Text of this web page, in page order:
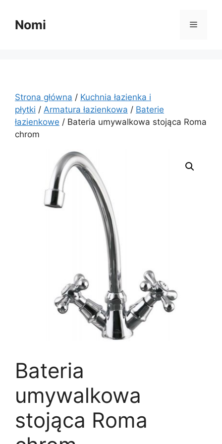
treściNomi Menu
Strona główna / Kuchnia łazienka i
płytki / Armatura łazienkowa / Baterie
łazienkowe / Bateria umywalkowa stojąca Roma
chrom
Bateria
umywalkowa
stojąca Roma